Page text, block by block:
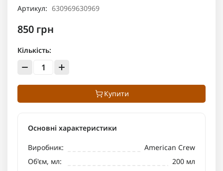
Артикул: 630969630969
850 грн
Кількість:
Купити
Основні характеристики
Виробник:
American Crew
Об'єм, мл:
200 мл